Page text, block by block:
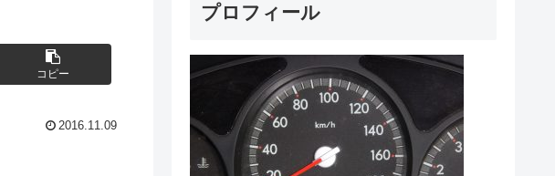
コピー
2016.11.09
プロフィール